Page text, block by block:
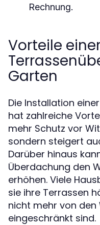
Rechnung.
Vorteile
Garten
Die Installation
hat zahlreiche
mehr Schutz vor
sondern steigert
Darüber hinaus
Überdachung den
erhöhen. Viele
sie ihre Terrassen
nicht mehr von
eingeschränkt sind.